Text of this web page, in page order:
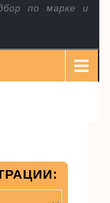
по марке и